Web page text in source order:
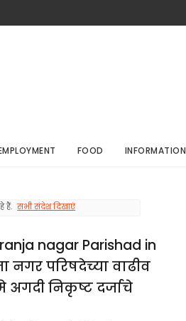
FOOD INFORMATION
हैं. सभी संदेश दिखाएं
nagar Parishad in
नगर परिषदेच्या वाढीव
अगदी निकृष्ट दर्जाचे